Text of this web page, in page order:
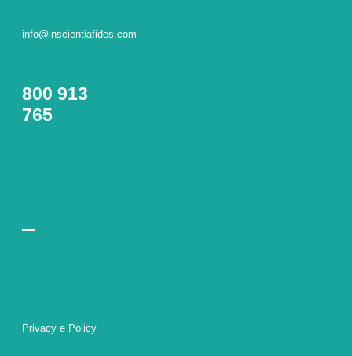
info@inscientiafides.com
800 913
765
Privacy e Policy